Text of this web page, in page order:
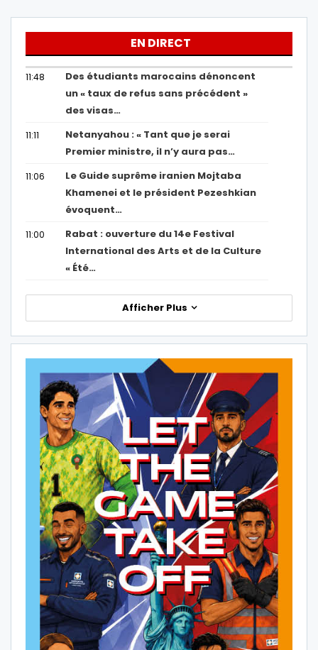
EN DIRECT
11:48
Des étudiants marocains dénoncent
un « taux de refus sans précédent »
des visas…
11:11
Netanyahou : « Tant que je serai
Premier ministre, il n’y aura pas…
11:06
Le Guide suprême iranien Mojtaba
Khamenei et le président Pezeshkian
évoquent…
11:00
Rabat : ouverture du 14e Festival
International des Arts et de la Culture
« Été…
Afficher Plus